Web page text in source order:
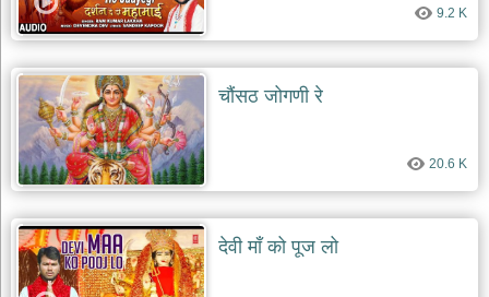
9.2 K
चौंसठ जोगणी रे
20.6 K
देवी माँ को पूज लो